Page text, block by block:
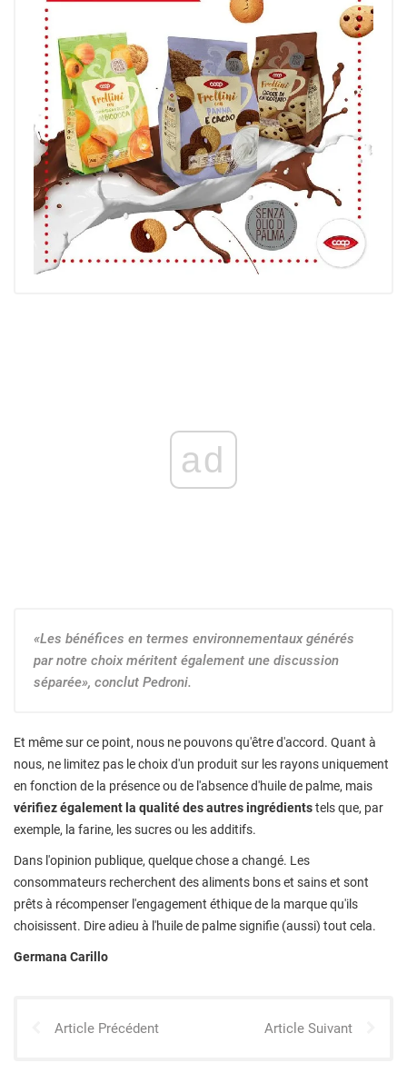
ad
«Les bénéfices en termes environnementaux générés
par notre choix méritent également une discussion
séparée», conclut Pedroni.
Et même sur ce point, nous ne pouvons qu'être d'accord. Quant à
nous, ne limitez pas le choix d'un produit sur les rayons uniquement
en fonction de la présence ou de l'absence d'huile de palme, mais
vérifiez également la qualité des autres ingrédientstels que, par
exemple, la farine, les sucres ou les additifs.
Dans l'opinion publique, quelque chose a changé. Les
consommateurs recherchent des aliments bons et sains et sont
prêts à récompenser l'engagement éthique de la marque qu'ils
choisissent. Dire adieu à l'huile de palme signifie (aussi) tout cela.
Germana Carillo
Article Précédent Article Suivant